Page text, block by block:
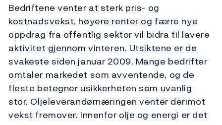
Bedriftene venter at sterk pris- og
kostnadsvekst, høyere renter og færre nye
oppdrag fra offentlig sektor vil bidra til lavere
aktivitet gjennom vinteren. Utsiktene er de
svakeste siden januar 2009. Mange bedrifter
omtaler markedet som avventende, og de
fleste betegner usikkerheten som uvanlig
stor. Oljeleverandørnæringen venter derimot
vekst fremover. Innenfor olje og energi er det